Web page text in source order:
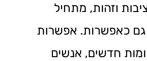
וזהות, מתחיל
כאפשרות. אפשרות
חדשים, אנשים